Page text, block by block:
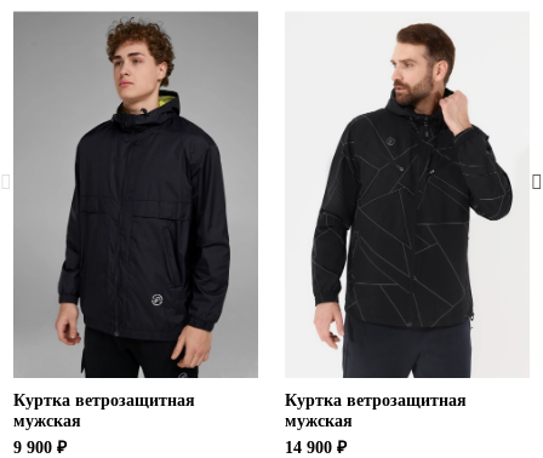
Куртка ветрозащитная
мужская
9 900 ₽
Куртка ветрозащитная
мужская
14 900 ₽